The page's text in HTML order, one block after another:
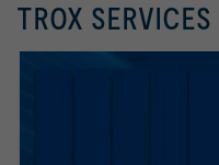
TROX SERVICES